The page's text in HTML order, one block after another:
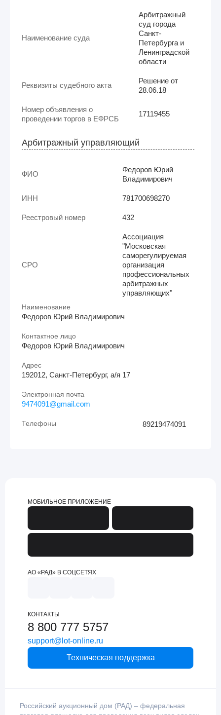
Наименование суда
Арбитражный
суд города
Санкт-
Петербурга и
Ленинградской
области
Реквизиты судебного акта
Решение от
28.06.18
Номер объявления о
проведении торгов в ЕФРСБ
17119455
Арбитражный управляющий
ФИО
Федоров Юрий
Владимирович
ИНН 781700698270
Реестровый номер 432
СРО
Ассоциация
"Московская
саморегулируемая
организация
профессиональных
арбитражных
управляющих"
Наименование
Федоров Юрий Владимирович
Контактное лицо
Федоров Юрий Владимирович
Адрес
192012, Санкт-Петербург, а/я 17
Электронная почта
9474091@gmail.com
Телефоны 89219474091
МОБИЛЬНОЕ ПРИЛОЖЕНИЕ
АО «РАД» В СОЦСЕТЯХ
КОНТАКТЫ
8 800 777 5757
support@lot-online.ru
Техническая поддержка
Российский аукционный дом (РАД) – федеральная